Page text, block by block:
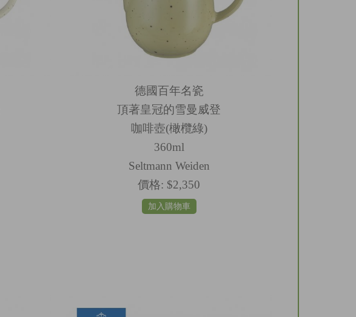
德國百年名瓷
頂著皇冠的雪曼威登
咖啡壺(橄欖綠)
360ml
Seltmann Weiden
價格: $2,350
加入購物車